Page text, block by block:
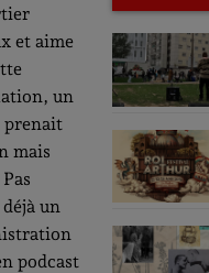
et aime
un
prenait
mais
un
podcast